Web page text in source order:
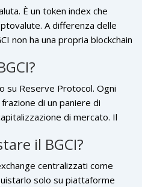
delle criptovalute
una propria rete blockchain
È un token index che
A differenza delle
non ha una propria blockchain
su Reserve Protocol. Ogni
di un paniere di
di mercato. Il
sottostanti, offrendo
in diversi asset digitali con
il BGCI?
centralizzati come
solo su piattaforme